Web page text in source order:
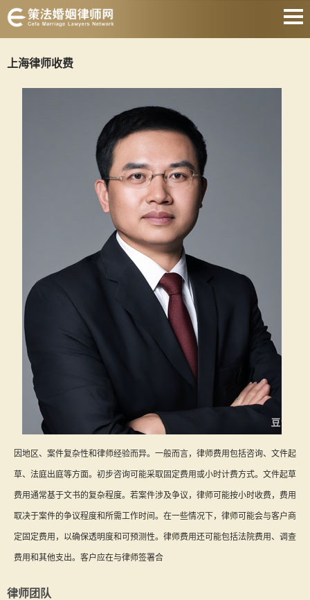
财产分割律师
抚养权律师
涉外婚姻律师
遗产继承律师
关于我们
上海律师收费
因地区、案件复杂性和律师经验而异。一般而言，律师费用包括咨询、文件起
草、法庭出庭等方面。初步咨询可能采取固定费用或小时计费方式。文件起草
费用通常基于文书的复杂程度。若案件涉及争议，律师可能按小时收费，费用
取决于案件的争议程度和所需工作时间。在一些情况下，律师可能会与客户商
定固定费用，以确保透明度和可预测性。律师费用还可能包括法院费用、调查
费用和其他支出。客户应在与律师签署合
律师团队